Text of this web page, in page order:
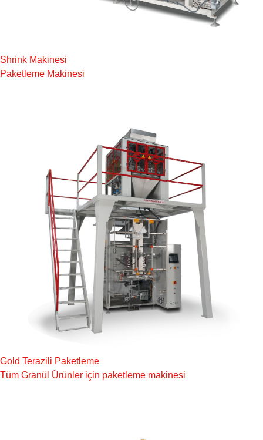
Shrink Makinesi
Paketleme Makinesi
Gold Terazili Paketleme
Tüm Granül Ürünler için paketleme makinesi